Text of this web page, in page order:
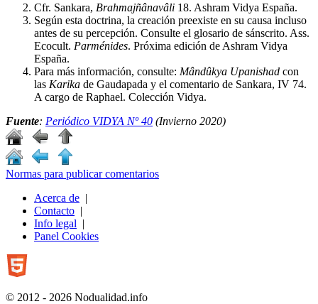
Cfr. Sankara, Brahmajñânavâli 18. Ashram Vidya España.
Según esta doctrina, la creación preexiste en su causa incluso
antes de su percepción. Consulte el glosario de sánscrito. Ass.
Ecocult. Parménides. Próxima edición de Ashram Vidya
España.
Para más información, consulte: Mândûkya Upanishad con
las Karika de Gaudapada y el comentario de Sankara, IV 74.
A cargo de Raphael. Colección Vidya.
Fuente: Periódico VIDYA Nº 40 (Invierno 2020)
Normas para publicar comentarios
Acerca de |
Contacto |
Info legal |
Panel Cookies
© 2012 - 2026 Nodualidad.info